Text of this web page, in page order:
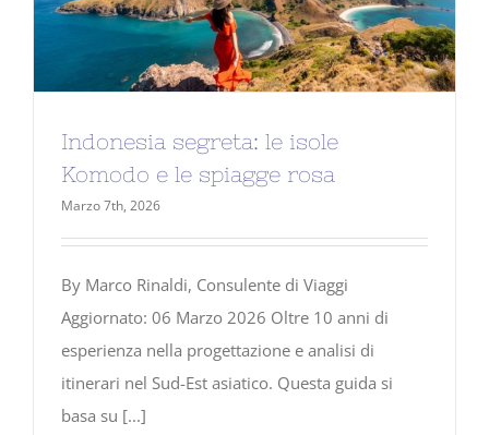
Indonesia segreta: le isole
Komodo e le spiagge rosa
Marzo 7th, 2026
By Marco Rinaldi, Consulente di Viaggi
Aggiornato: 06 Marzo 2026 Oltre 10 anni di
esperienza nella progettazione e analisi di
itinerari nel Sud-Est asiatico. Questa guida si
basa su [...]